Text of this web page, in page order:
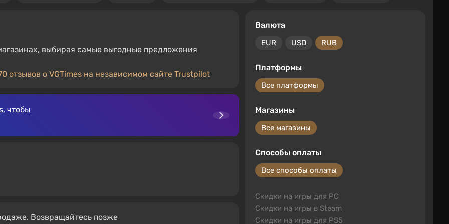
выбирая самые выгодные предложения
отзывов о VGTimes на независимом сайте Trustpilot
Валюта
EUR USD RUB
Платформы
Все платформы
Магазины
Все магазины
Способы оплаты
Все способы оплаты
Скидки на игры для PC
Скидки на игры в Steam
Скидки на игры для PS5
чтобы
Возвращайтесь позже